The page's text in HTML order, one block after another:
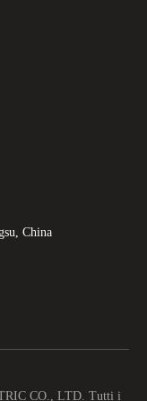
China
CO., LTD. Tutti i